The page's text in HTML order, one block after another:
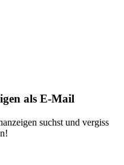
als E-Mail
suchst und vergiss